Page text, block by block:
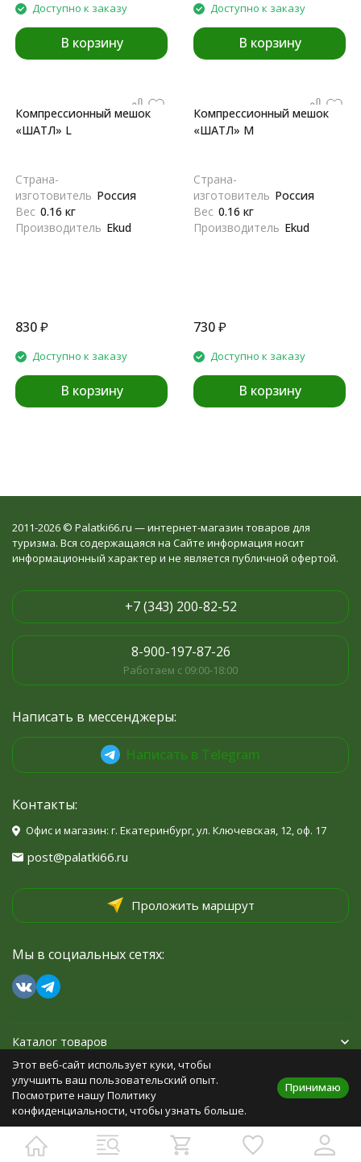
Доступно к заказу
В корзину
Доступно к заказу
В корзину
Компрессионный мешок
«ШАТЛ» L
Страна-
изготовитель Россия
Вес 0.16 кг
Производитель Ekud
830₽
Доступно к заказу
В корзину
Компрессионный мешок
«ШАТЛ» M
Страна-
изготовитель Россия
Вес 0.16 кг
Производитель Ekud
730₽
Доступно к заказу
В корзину
2011-2026 © Palatki66.ru — интернет-магазин товаров для
туризма. Вся содержащаяся на Сайте информация носит
информационный характер и не является публичной офертой.
+7 (343) 200-82-52
8-900-197-87-26
Работаем с 09:00-18:00
Написать в мессенджеры:
Написать в Telegram
Контакты:
Офис и магазин: г. Екатеринбург, ул. Ключевская, 12, оф. 17
post@palatki66.ru
Проложить маршрут
Мы в социальных сетях:
Каталог товаров
Помощь
Политика персональных данных
Этот веб-сайт использует куки, чтобы
улучшить ваш пользовательский опыт.
Посмотрите нашу Политику
конфиденциальности, чтобы узнать больше.
Принимаю